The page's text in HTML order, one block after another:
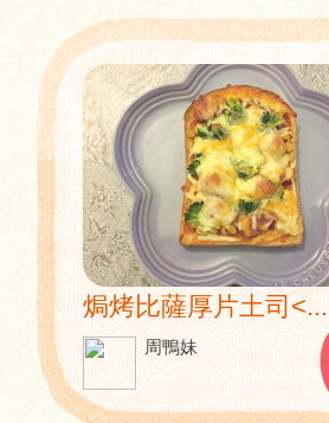
焗烤比薩厚片土司<...
周鴨妹